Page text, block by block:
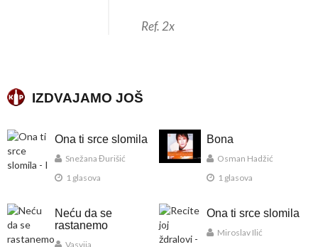
Ref. 2x
IZDVAJAMO JOŠ
Ona ti srce slomila
Snežana Đurišić
1 glasova
Bona
Osman Hadžić
1 glasova
Neću da se
rastanemo
Vasvija
Ona ti srce slomila
Miroslav Ilić